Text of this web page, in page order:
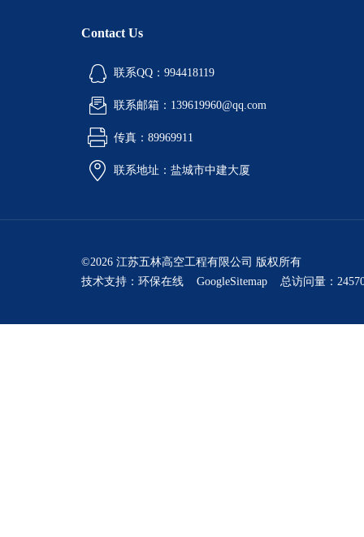
Contact Us
联系QQ：994418119
联系邮箱：139619960@qq.com
传真：89969911
联系地址：盐城市中建大厦
©2026 江苏五林高空工程有限公司 版权所有
技术支持： 环保在线 GoogleSitemap 总访问量：